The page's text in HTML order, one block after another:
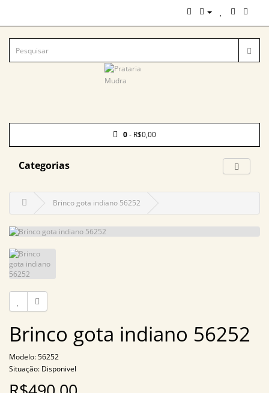
0- R$0,00
Categorias
Brinco gota indiano 56252
Brinco gota indiano 56252
Modelo: 56252
Situação: Disponivel